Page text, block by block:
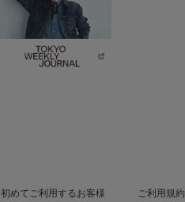
初めてご利用するお客様 ご利用規約